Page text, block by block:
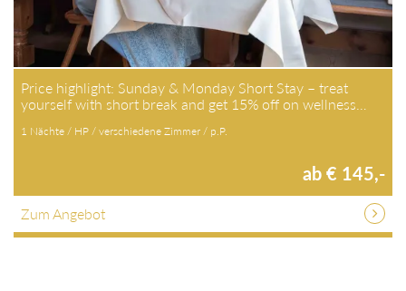
Price highlight: Sunday & Monday Short Stay – treat
yourself with short break and get 15% off on wellness…
1 Nächte / HP / verschiedene Zimmer / p.P.
ab € 145,-
Zum Angebot